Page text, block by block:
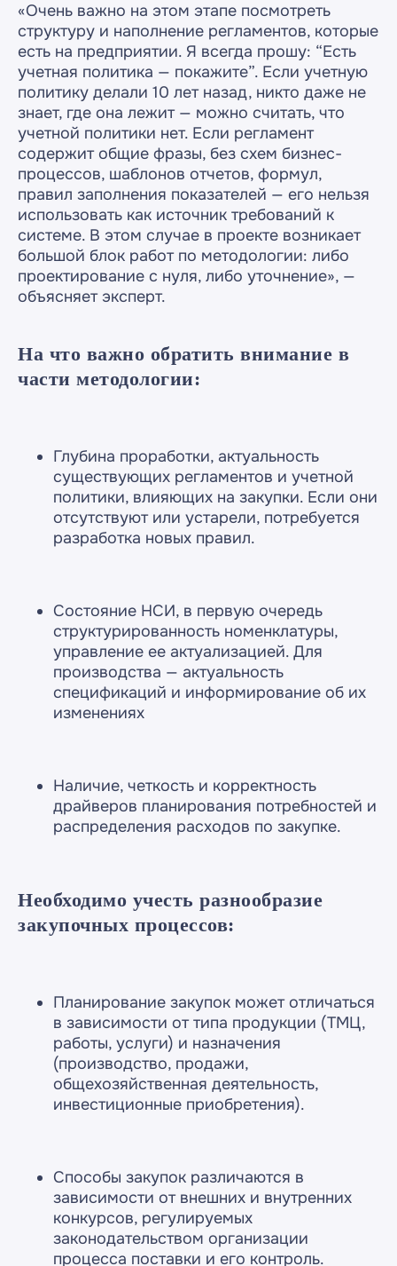
«Очень важно на этом этапе посмотреть
структуру и наполнение регламентов, которые
есть на предприятии. Я всегда прошу: “Есть
учетная политика — покажите”. Если учетную
политику делали 10 лет назад, никто даже не
знает, где она лежит — можно считать, что
учетной политики нет. Если регламент
содержит общие фразы, без схем бизнес-
процессов, шаблонов отчетов, формул,
правил заполнения показателей — его нельзя
использовать как источник требований к
системе. В этом случае в проекте возникает
большой блок работ по методологии: либо
проектирование с нуля, либо уточнение», —
объясняет эксперт.
На что важно обратить внимание в
части методологии:
Глубина проработки, актуальность
существующих регламентов и учетной
политики, влияющих на закупки. Если они
отсутствуют или устарели, потребуется
разработка новых правил.
Состояние НСИ, в первую очередь
структурированность номенклатуры,
управление ее актуализацией. Для
производства — актуальность
спецификаций и информирование об их
изменениях
Наличие, четкость и корректность
драйверов планирования потребностей и
распределения расходов по закупке.
Необходимо учесть разнообразие
закупочных процессов:
Планирование закупок может отличаться
в зависимости от типа продукции (ТМЦ,
работы, услуги) и назначения
(производство, продажи,
общехозяйственная деятельность,
инвестиционные приобретения).
Способы закупок различаются в
зависимости от внешних и внутренних
конкурсов, регулируемых
законодательством организации
процесса поставки и его контроль.